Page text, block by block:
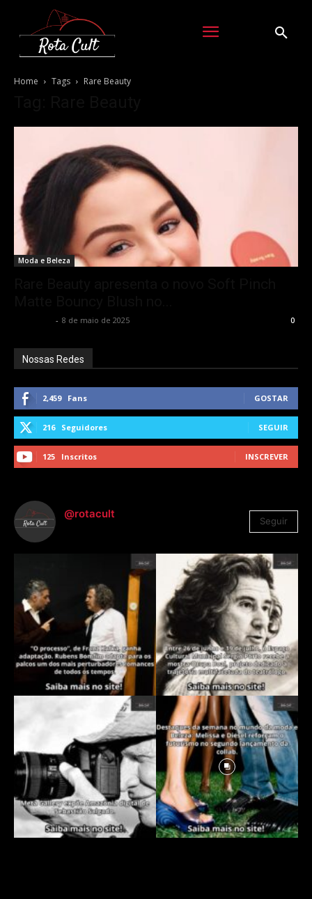
Home Tags Rare Beauty
Moda e Beleza
- 8 de maio de 2025 0
Nossas Redes
2,459 Fans GOSTAR
216 Seguidores SEGUIR
125 Inscritos INSCREVER
@rotacult
Seguir